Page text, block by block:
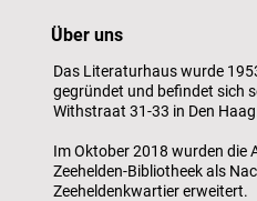
Über uns
Das Literaturhaus wurde
gegründet und befindet sich
Withstraat 31-33 in Den
Im Oktober 2018 wurden die
Zeehelden-Bibliotheek als
Zeeheldenkwartier erweitert.